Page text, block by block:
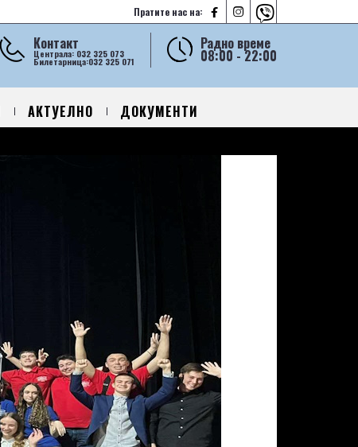
Пратите нас на:   
Радно време
08:00 - 22:00
Контакт
Централа: 032 325 073
Билетарница:032 325 071
АКТУЕЛНО ДОКУМЕНТИ